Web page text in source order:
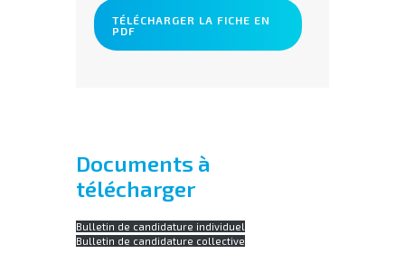
TÉLÉCHARGER LA FICHE EN
PDF
Documents à
télécharger
Bulletin de candidature individuel
Bulletin de candidature collective